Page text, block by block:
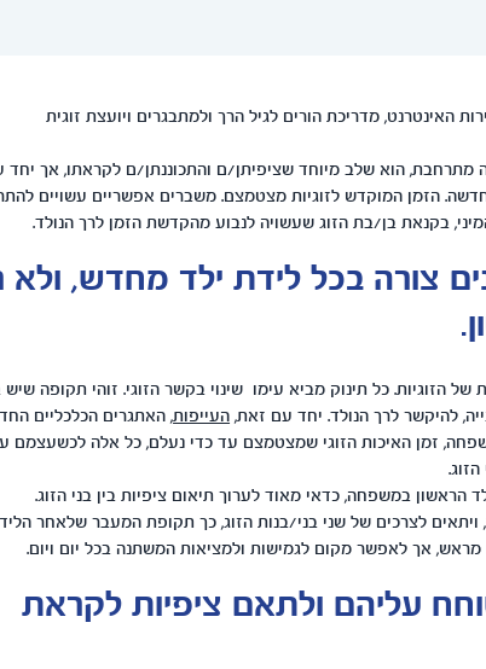
האינטרנט, מדריכת הורים לגיל הרך ולמתבגרים ויועצת זוגית
הוא שלב מיוחד שציפיתן/ם והתכוננתן/ם לקראתו, אך יחד
הזמן המוקדש לזוגיות מצטמצם. משברים אפשריים עשויים
בקנאת בן/בת הזוג שעשויה לנבוע מהקדשת הזמן לרך הנולד.
צורה בכל לידת ילד מחדש, ולא
הזוגיות. כל תינוק מביא עימו שינוי בקשר הזוגי. זוהי תקופה שיש
להיקשר לרך הנולד. יחד עם זאת, העייפות, האתגרים הכלכליים
זמן האיכות הזוגי שמצטמצם עד כדי נעלם, כל אלה לכשעצמם
הראשון במשפחה, כדאי מאוד לערוך תיאום ציפיות בין בני הזוג.
ויתאים לצרכים של שני בני/בנות הזוג, כך תקופת המעבר שלאחר
אך לאפשר מקום לגמישות ולמציאות המשתנה בכל יום ויום.
עליהם ולתאם ציפיות לקראת